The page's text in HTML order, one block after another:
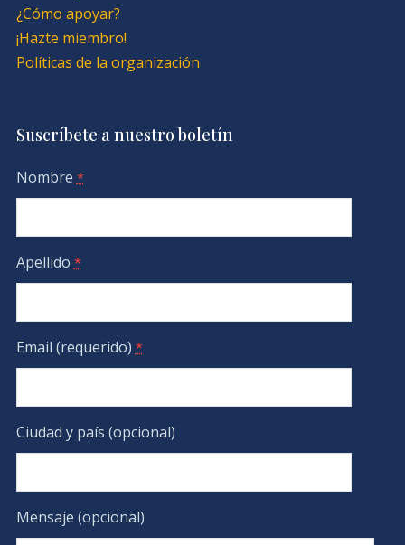
¿Cómo apoyar?
¡Hazte miembro!
Políticas de la organización
Suscríbete a nuestro boletín
Nombre *
Apellido *
Email (requerido) *
Ciudad y país (opcional)
Mensaje (opcional)